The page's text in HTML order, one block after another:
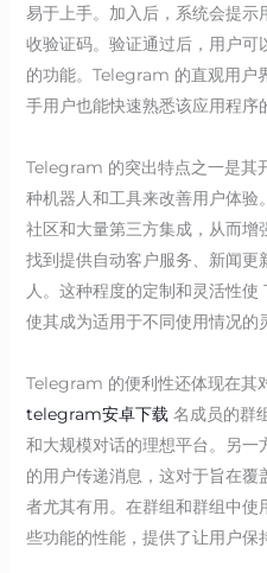
易于上手。加入后，系统会提
收验证码。验证通过后，用户
的功能。Telegram 的直观用户
手用户也能快速熟悉该应用程序
Telegram 的突出特点之一是其
种机器人和工具来改善用户体验
社区和大量第三方集成，从而增
找到提供自动客户服务、新闻更
人。这种程度的定制和灵活性
使其成为适用于不同使用情况的
Telegram 的便利性还体现在其
telegram安卓下载名成员的群
和大规模对话的理想平台。另
的用户传递消息，这对于旨在
者尤其有用。在群组和群组中使
些功能的性能，提供了让用户保